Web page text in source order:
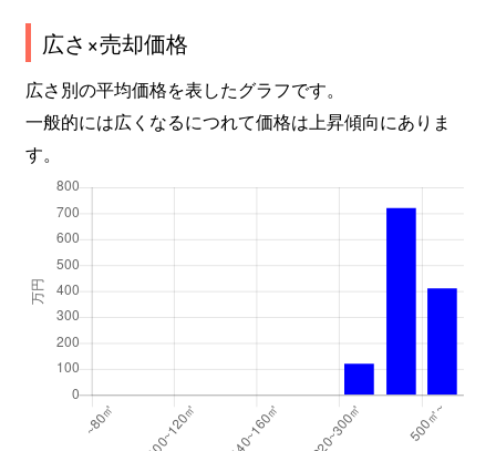
広さ×売却価格
広さ別の平均価格を表したグラフです。
一般的には広くなるにつれて価格は上昇傾向にありま
す。